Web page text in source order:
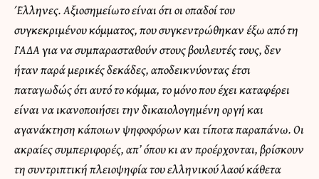
Έλληνες. Αξιοσημείωτο είναι ότι οι οπαδοί του
συγκεκριμένου κόμματος, που συγκεντρώθηκαν έξω από τη
ΓΑΔΑ για να συμπαρασταθούν στους βουλευτές τους, δεν
ήταν παρά μερικές δεκάδες, αποδεικνύοντας έτσι
παταγωδώς ότι αυτό το κόμμα, το μόνο που έχει καταφέρει
είναι να ικανοποιήσει την δικαιολογημένη οργή και
αγανάκτηση κάποιων ψηφοφόρων και τίποτα παραπάνω. Οι
ακραίες συμπεριφορές, απ’ όπου κι αν προέρχονται, βρίσκουν
τη συντριπτική πλειοψηφία του ελληνικού λαού κάθετα